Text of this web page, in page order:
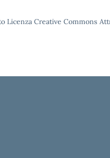
Licenza Creative Commons